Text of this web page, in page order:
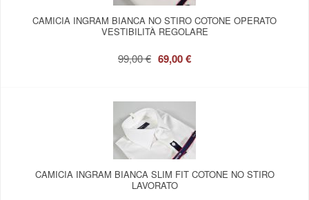
CAMICIA INGRAM BIANCA NO STIRO COTONE OPERATO
VESTIBILITÀ REGOLARE
99,00 € 69,00 €
CAMICIA INGRAM BIANCA SLIM FIT COTONE NO STIRO
LAVORATO